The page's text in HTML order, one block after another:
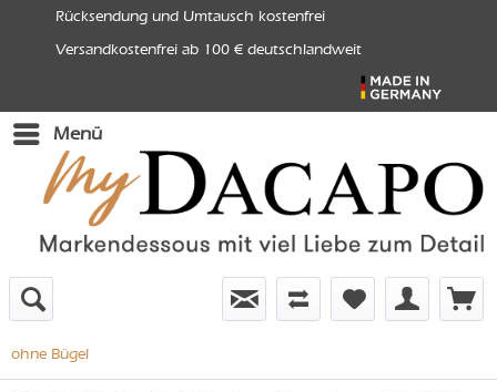
Rücksendung und Umtausch kostenfrei
Versandkostenfrei ab 100 € deutschlandweit
Menü
ohne Bügel